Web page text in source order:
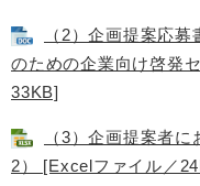
（2）企画提案応
のための企業向け啓発
33KB]
（3）企画提案者
2） [Excelファイル／